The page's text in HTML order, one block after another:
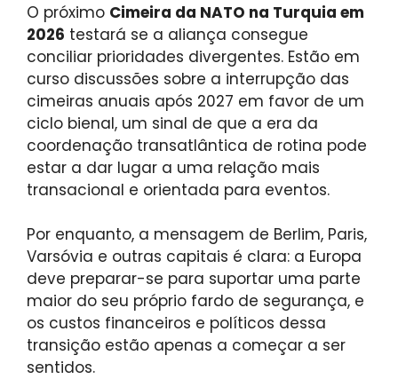
O próximo Cimeira da NATO na Turquia em
2026 testará se a aliança consegue
conciliar prioridades divergentes. Estão em
curso discussões sobre a interrupção das
cimeiras anuais após 2027 em favor de um
ciclo bienal, um sinal de que a era da
coordenação transatlântica de rotina pode
estar a dar lugar a uma relação mais
transacional e orientada para eventos.
Por enquanto, a mensagem de Berlim, Paris,
Varsóvia e outras capitais é clara: a Europa
deve preparar-se para suportar uma parte
maior do seu próprio fardo de segurança, e
os custos financeiros e políticos dessa
transição estão apenas a começar a ser
sentidos.